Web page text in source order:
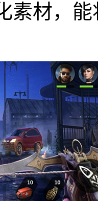
素材，